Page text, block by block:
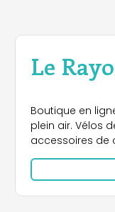
Le
Boutique en
plein air. Vélos
accessoires de